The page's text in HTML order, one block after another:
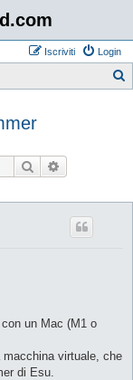
Login
Iscriviti
Cerca
un Mac (M1 o
virtuale, che
di Esu.